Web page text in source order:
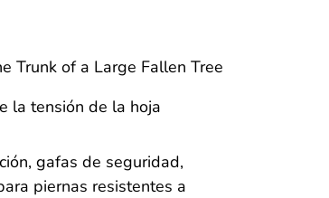
la tensión de la hoja
gafas de seguridad,
piernas resistentes a